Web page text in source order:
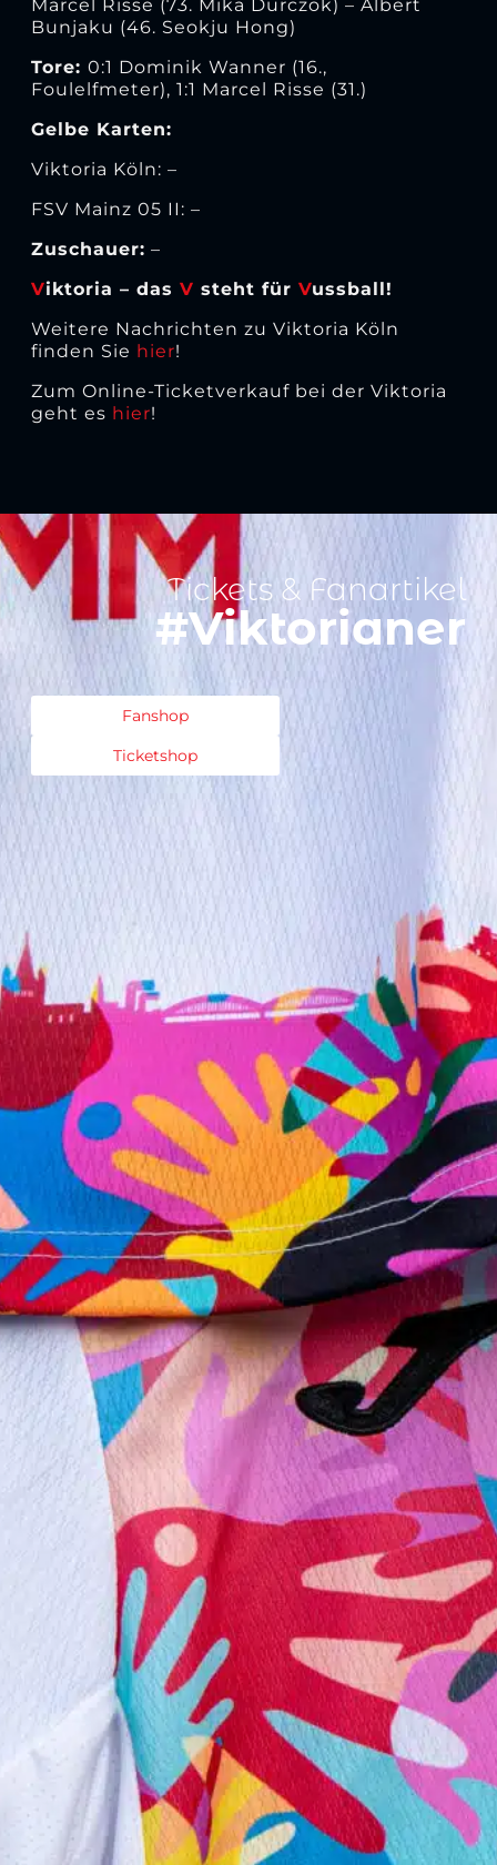
Marcel Risse (73. Mika Durczok) – Albert
Bunjaku (46. Seokju Hong)
Tore: 0:1 Dominik Wanner (16.,
Foulelfmeter), 1:1 Marcel Risse (31.)
Gelbe Karten:
Viktoria Köln: –
FSV Mainz 05 II: –
Zuschauer: –
Viktoria – das V steht für Vussball!
Weitere Nachrichten zu Viktoria Köln
finden Sie hier!
Zum Online-Ticketverkauf bei der Viktoria
geht es hier!
Tickets & Fanartikel
#Viktorianer
Fanshop
Ticketshop